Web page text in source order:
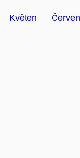
Květen Červen